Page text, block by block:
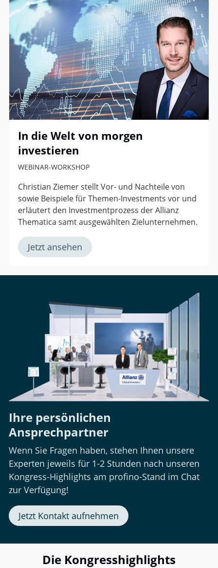
In die Welt von morgen
investieren
WEBINAR-WORKSHOP
Christian Ziemer stellt Vor- und Nachteile von
sowie Beispiele für Themen-Investments vor und
erläutert den Investmentprozess der Allianz
Thematica samt ausgewählten Zielunternehmen.
Jetzt ansehen
Ihre persönlichen
Ansprechpartner
Wenn Sie Fragen haben, stehen Ihnen unsere
Experten jeweils für 1-2 Stunden nach unseren
Kongress-Highlights am profino-Stand im Chat
zur Verfügung!
Jetzt Kontakt aufnehmen
Die Kongresshighlights